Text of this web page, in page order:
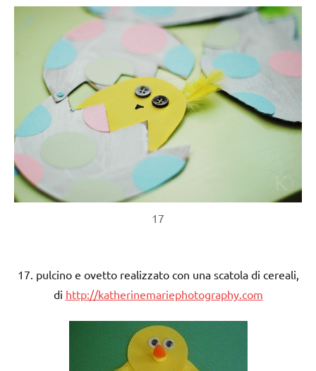
17
17. pulcino e ovetto realizzato con una scatola di cereali,
di http://katherinemariephotography.com